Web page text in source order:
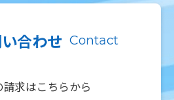
合わせ Contact
求はこちらから